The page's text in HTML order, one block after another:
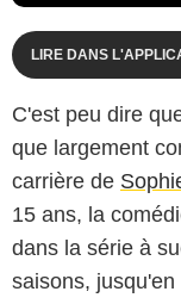
LIRE DANS
C'est peu dire
que largement
carrière de
15 ans, la
dans la série à
saisons, jusqu'en